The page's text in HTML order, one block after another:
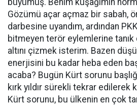
Gözümü açar açmaz bir sabah,
darbesine uyandım, ardından
bitmeyen terör eylemlerine
altını çizmek isterim. Bazen
enerjisini bu kadar heba eden
acaba? Bugün Kürt sorunu
kırk yıldır sürekli tekrar edilerek
Kürt sorunu, bu ülkenin en çok